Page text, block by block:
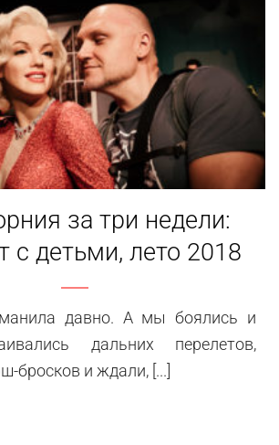
за три недели:
с детьми, лето 2018
давно. А мы боялись и
дальних перелетов,
бросков и ждали, [...]